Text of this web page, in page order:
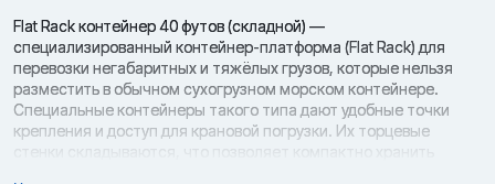
Flat Rack контейнер 40 футов (складной) —
специализированный контейнер-платформа (Flat Rack) для
перевозки негабаритных и тяжёлых грузов, которые нельзя
разместить в обычном сухогрузном морском контейнере.
Специальные контейнеры такого типа дают удобные точки
крепления и доступ для крановой погрузки. Их торцевые